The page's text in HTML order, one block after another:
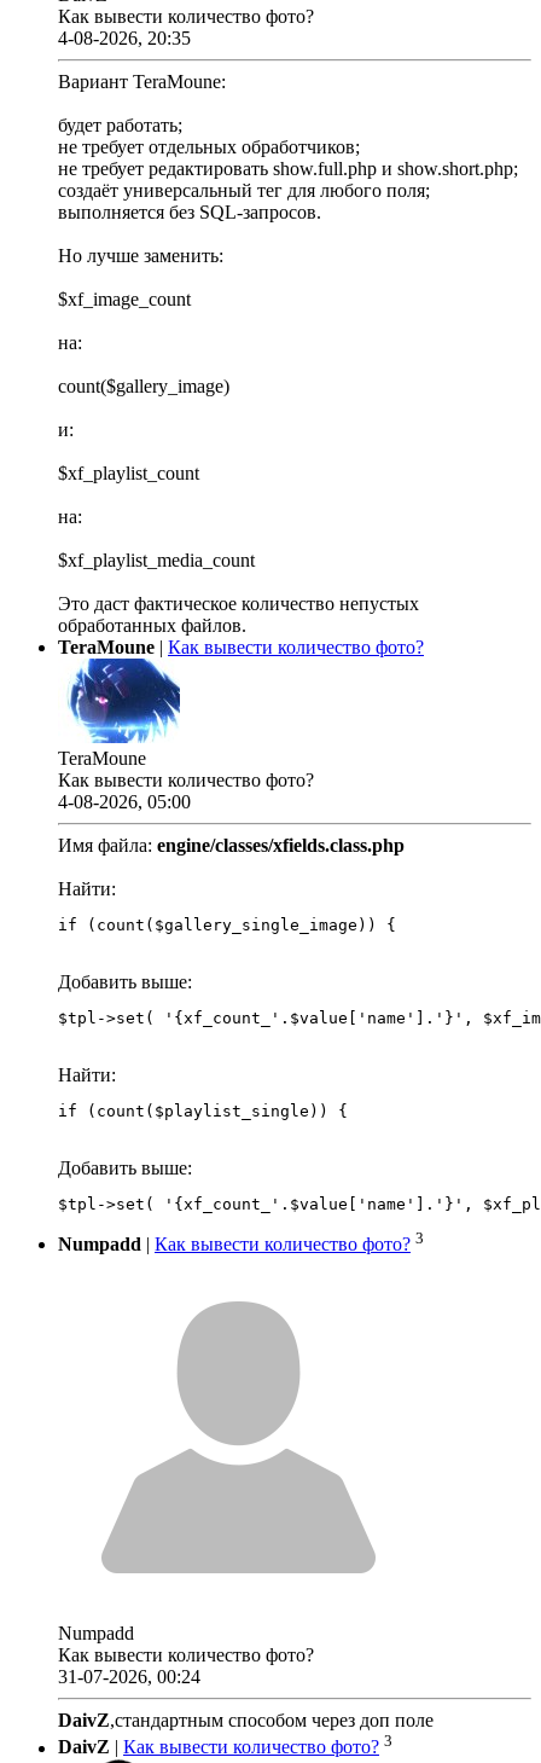
Как вывести количество фото?
4-08-2026, 20:35
Вариант TeraMoune:
будет работать;
не требует отдельных обработчиков;
не требует редактировать show.full.php и show.short.php;
создаёт универсальный тег для любого поля;
выполняется без SQL-запросов.
Но лучше заменить:
$xf_image_count
на:
count($gallery_image)
и:
$xf_playlist_count
на:
$xf_playlist_media_count
Это даст фактическое количество непустых
обработанных файлов.
TeraMoune | Как вывести количество фото?
TeraMoune
Как вывести количество фото?
4-08-2026, 05:00
Имя файла: engine/classes/xfields.class.php
Найти:
if (count($gallery_single_image)) {
Добавить выше:
Найти:
if (count($playlist_single)) {
Добавить выше:
Numpadd Как вывести количество фото? 3
Numpadd
Как вывести количество фото?
31-07-2026, 00:24
DaivZ,стандартным способом через доп поле
DaivZ
Как вывести количество фото? 3